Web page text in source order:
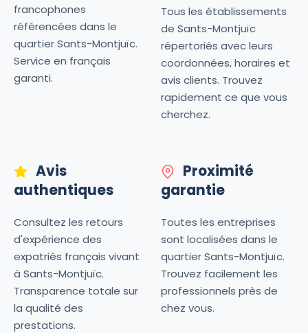
francophones
référencées dans le
quartier Sants-Montjuïc.
Service en français
garanti.
Tous les établissements
de Sants-Montjuïc
répertoriés avec leurs
coordonnées, horaires et
avis clients. Trouvez
rapidement ce que vous
cherchez.
Avis
authentiques
Consultez les retours
d'expérience des
expatriés français vivant
à Sants-Montjuïc.
Transparence totale sur
la qualité des
prestations.
Proximité
garantie
Toutes les entreprises
sont localisées dans le
quartier Sants-Montjuïc.
Trouvez facilement les
professionnels près de
chez vous.